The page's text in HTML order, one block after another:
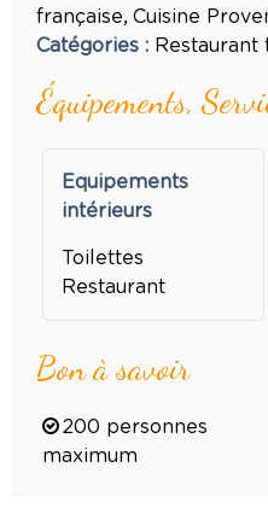
française Cuisine
Catégories : Restaurant
Équipements,
Equipements
intérieurs
Toilettes
Restaurant
Bon à savoir
200 personnes
maximum